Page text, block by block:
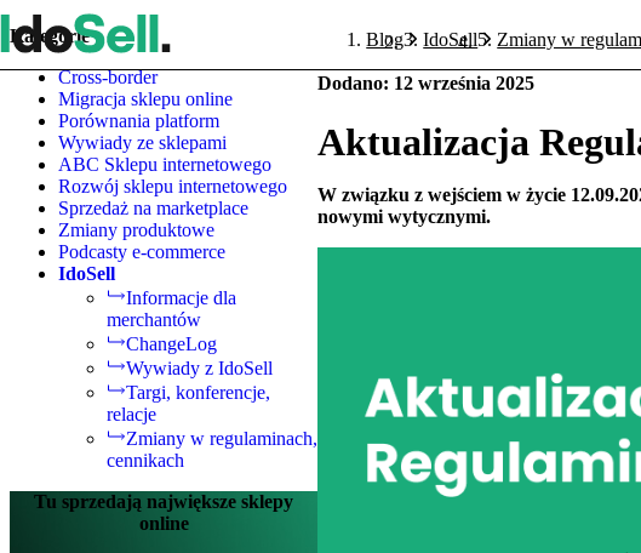
Kategorie
Cross-border
Migracja sklepu online
Porównania platform
Wywiady ze sklepami
ABC Sklepu internetowego
Rozwój sklepu internetowego
Sprzedaż na marketplace
Zmiany produktowe
Podcasty e-commerce
IdoSell
Informacje dla
merchantów
ChangeLog
Wywiady z IdoSell
Targi, konferencje,
relacje
Zmiany w regulaminach,
cennikach
Tu sprzedają największe sklepy
online
Blog IdoSell Zmiany w
Dodano: 12 września 2025
Aktualizacja
W związku z wejściem w życie
nowymi wytycznymi.